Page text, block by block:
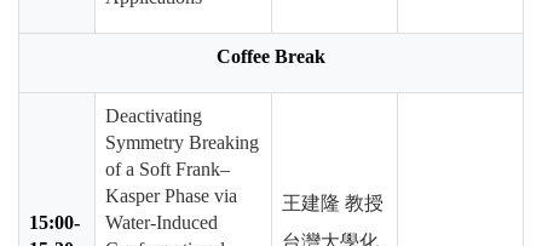
Coffee Break
15:00-
Deactivating
Symmetry Breaking
of a Soft Frank–
Kasper Phase via
Water-Induced
王建隆 教授
台灣大學化